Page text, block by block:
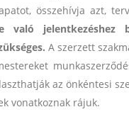
összehívja azt,
való jelentkezéshez
A szerzett
az önkéntesi
vonatkoznak rájuk.